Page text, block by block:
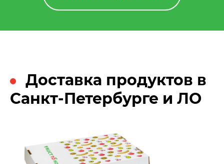
Доставка продуктов в
Санкт-Петербурге и ЛО